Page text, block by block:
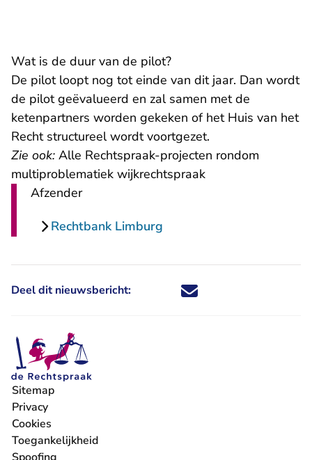
Wat is de duur van de pilot?
De pilot loopt nog tot einde van dit jaar. Dan wordt
de pilot geëvalueerd en zal samen met de
ketenpartners worden gekeken of het Huis van het
Recht structureel wordt voortgezet.
Zie ook: Alle Rechtspraak-projecten rondom
multiproblematiek wijkrechtspraak
Afzender
Rechtbank Limburg
Deel dit nieuwsbericht: Deel dit nieuwsbericht via X -
Deel dit nieuwsbericht via
Deel dit nieuwsbericht
Deel dit
Sitemap
Privacy
Cookies
Toegankelijkheid